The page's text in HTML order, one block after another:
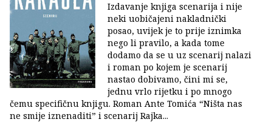
Izdavanje knjiga scenarija i nije
neki uobičajeni nakladnički
posao, uvijek je to prije iznimka
nego li pravilo, a kada tome
dodamo da se u uz scenarij nalazi
i roman po kojem je scenarij
nastao dobivamo, čini mi se,
jednu vrlo rijetku i po mnogo
čemu specifičnu knjigu. Roman Ante Tomića “Ništa nas
ne smije iznenaditi” i scenarij Rajka...